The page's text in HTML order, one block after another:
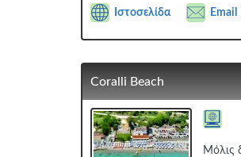
Ιστοσελίδα Email
Coralli Beach
Μόλις